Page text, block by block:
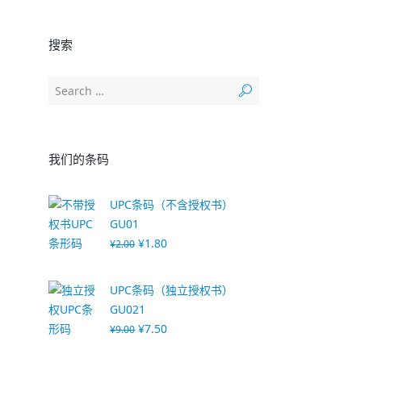
搜索
我们的条码
UPC条码（不含授权书）
GU01
¥2.00 ¥1.80
UPC条码（独立授权书）
GU021
¥9.00 ¥7.50